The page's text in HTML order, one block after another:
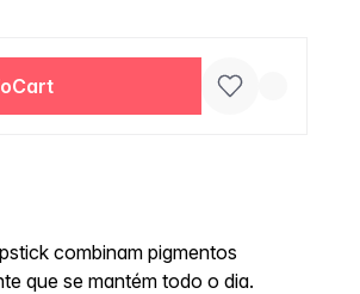
combinam pigmentos
que se mantém todo o dia.